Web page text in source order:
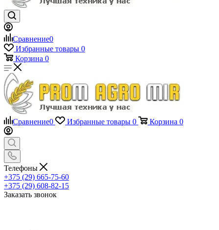
Сравнение0
Избранные товары 0
Корзина 0
Сравнение0 Избранные товары 0 Корзина 0
Телефоны
+375 (29) 665-75-60
+375 (29) 608-82-15
Заказать звонок